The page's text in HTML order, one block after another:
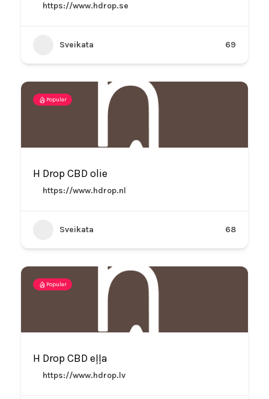
https://www.hdrop.se
Sveikata 69
Popular
H Drop CBD olie
https://www.hdrop.nl
Sveikata 68
Popular
H Drop CBD eļļa
https://www.hdrop.lv